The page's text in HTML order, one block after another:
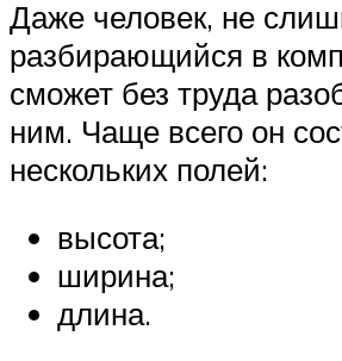
Даже человек, не
разбирающийся в
сможет без труда
ним. Чаще всего он
нескольких полей:
высота;
ширина;
длина.